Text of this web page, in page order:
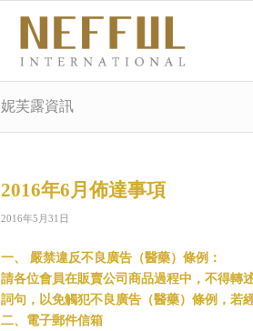
妮芙露資訊
2016年6月佈達事項
2016年5月31日
一、 嚴禁違反不良廣告（醫藥）條例：
請各位會員在販賣公司商品過程中，不得轉
詞句，以免觸犯不良廣告（醫藥）條例，若
二、電子郵件信箱